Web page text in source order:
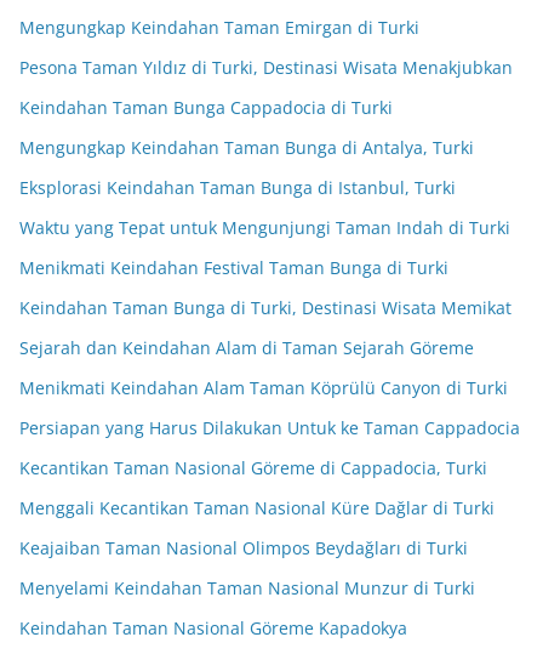
Mengungkap Keindahan Taman Emirgan di Turki
Pesona Taman Yıldız di Turki, Destinasi Wisata Menakjubkan
Keindahan Taman Bunga Cappadocia di Turki
Mengungkap Keindahan Taman Bunga di Antalya, Turki
Eksplorasi Keindahan Taman Bunga di Istanbul, Turki
Waktu yang Tepat untuk Mengunjungi Taman Indah di Turki
Menikmati Keindahan Festival Taman Bunga di Turki
Keindahan Taman Bunga di Turki, Destinasi Wisata Memikat
Sejarah dan Keindahan Alam di Taman Sejarah Göreme
Menikmati Keindahan Alam Taman Köprülü Canyon di Turki
Persiapan yang Harus Dilakukan Untuk ke Taman Cappadocia
Kecantikan Taman Nasional Göreme di Cappadocia, Turki
Menggali Kecantikan Taman Nasional Küre Dağlar di Turki
Keajaiban Taman Nasional Olimpos Beydağları di Turki
Menyelami Keindahan Taman Nasional Munzur di Turki
Keindahan Taman Nasional Göreme Kapadokya